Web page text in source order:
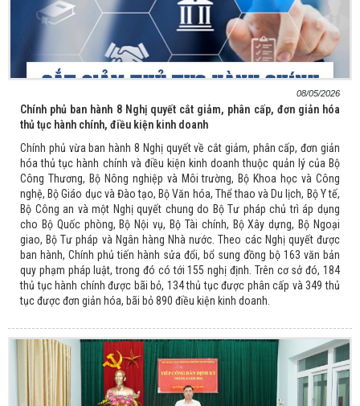
08/05/2026
Chính phủ ban hành 8 Nghị quyết cắt giảm, phân cấp, đơn giản hóa
thủ tục hành chính, điều kiện kinh doanh
Chính phủ vừa ban hành 8 Nghị quyết về cắt giảm, phân cấp, đơn giản
hóa thủ tục hành chính và điều kiện kinh doanh thuộc quản lý của Bộ
Công Thương, Bộ Nông nghiệp và Môi trường, Bộ Khoa học và Công
nghệ, Bộ Giáo dục và Đào tạo, Bộ Văn hóa, Thể thao và Du lịch, Bộ Y tế,
Bộ Công an và một Nghị quyết chung do Bộ Tư pháp chủ trì áp dụng
cho Bộ Quốc phòng, Bộ Nội vụ, Bộ Tài chính, Bộ Xây dựng, Bộ Ngoại
giao, Bộ Tư pháp và Ngân hàng Nhà nước. Theo các Nghị quyết được
ban hành, Chính phủ tiến hành sửa đổi, bổ sung đồng bộ 163 văn bản
quy phạm pháp luật, trong đó có tới 155 nghị định. Trên cơ sở đó, 184
thủ tục hành chính được bãi bỏ, 134 thủ tục được phân cấp và 349 thủ
tục được đơn giản hóa, bãi bỏ 890 điều kiện kinh doanh.